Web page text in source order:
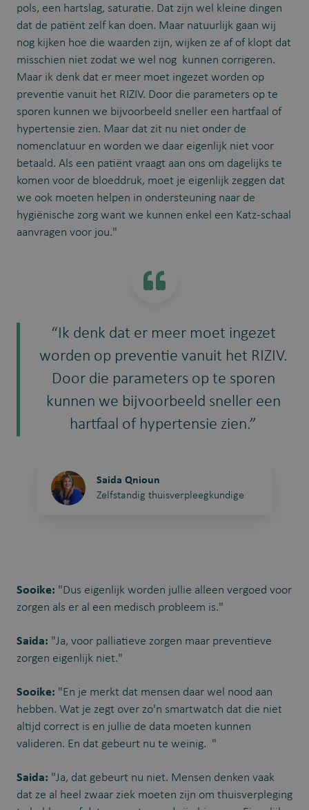
pols, een hartslag, saturatie. Dat zijn wel kleine dingen
dat de patiënt zelf kan doen. Maar natuurlijk gaan wij
nog kijken hoe die waarden zijn, wijken ze af of klopt dat
misschien niet zodat we wel nog kunnen corrigeren.
Maar ik denk dat er meer moet ingezet worden op
preventie vanuit het RIZIV. Door die parameters op te
sporen kunnen we bijvoorbeeld sneller een hartfaal of
hypertensie zien. Maar dat zit nu niet onder de
nomenclatuur en worden we daar eigenlijk niet voor
betaald. Als een patiënt vraagt aan ons om dagelijks te
komen voor de bloeddruk, moet je eigenlijk zeggen dat
we ook moeten helpen in ondersteuning naar de
hygiënische zorg want we kunnen enkel een Katz-schaal
aanvragen voor jou."
“Ik denk dat er meer moet ingezet
worden op preventie vanuit het RIZIV.
Door die parameters op te sporen
kunnen we bijvoorbeeld sneller een
hartfaal of hypertensie zien.”
Saida Qnioun
Zelfstandig thuisverpleegkundige
Sooike: "Dus eigenlijk worden jullie alleen vergoed voor
zorgen als er al een medisch probleem is."
Saida: "Ja, voor palliatieve zorgen maar preventieve
zorgen eigenlijk niet."
Sooike: "En je merkt dat mensen daar wel nood aan
hebben. Wat je zegt over zo'n smartwatch dat die niet
altijd correct is en jullie de data moeten kunnen
valideren. En dat gebeurt nu te weinig. "
Saida: "Ja, dat gebeurt nu niet. Mensen denken vaak
dat ze al heel zwaar ziek moeten zijn om thuisverpleging